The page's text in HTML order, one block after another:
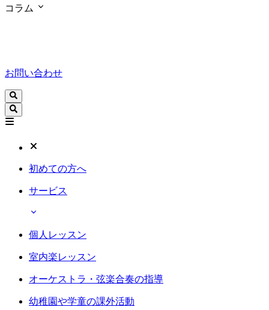
コラム
お問い合わせ
初めての方へ
サービス
個人レッスン
室内楽レッスン
オーケストラ・弦楽合奏の指導
幼稚園や学童の課外活動